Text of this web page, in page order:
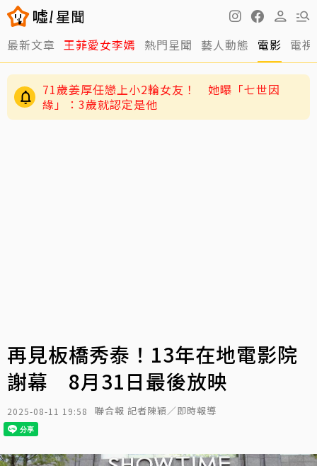
最新文章 王菲愛女李嫣 熱門星聞 藝人動態 電影 電視
71歲姜厚任戀上小2輪女友！ 她曝「七世因
緣」：3歲就認定是他
再見板橋秀泰！13年在地電影院
謝幕 8月31日最後放映
2025-08-11 19:58 聯合報 記者陳穎／即時報導